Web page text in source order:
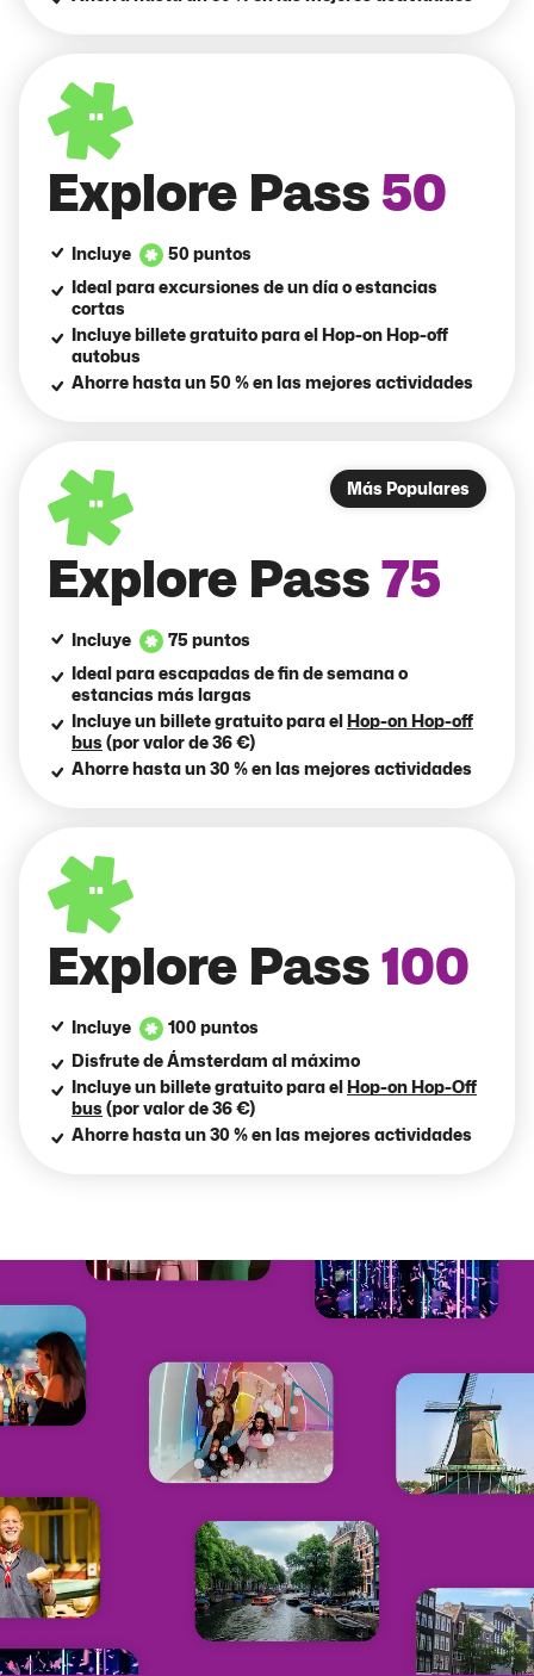
Explore Pass 50
Incluye
50 puntos
Ideal para excursiones de un día o estancias
cortas
Incluye billete gratuito para el Hop-on Hop-off
autobus
Ahorre hasta un 50 % en las mejores actividades
Más Populares
Explore Pass 75
Incluye
75 puntos
Ideal para escapadas de fin de semana o
estancias más largas
Incluye un billete gratuito para elHop-on Hop-off
bus(por valor de 36 €)
Ahorre hasta un 30 % en las mejores actividades
Explore Pass 100
Incluye
100 puntos
Disfrute de Ámsterdam al máximo
Incluye un billete gratuito para elHop-on Hop-Off
bus(por valor de 36 €)
Ahorre hasta un 30 % en las mejores actividades